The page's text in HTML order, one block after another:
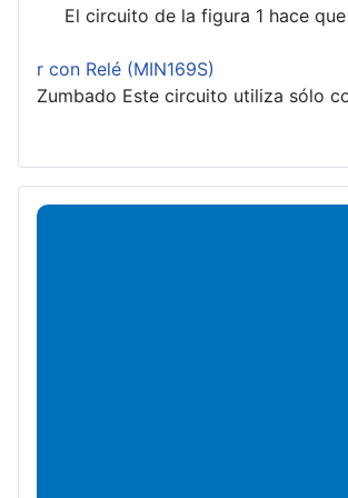
El circuito de la figura 1 hace que
r con Relé (MIN169S)
Zumbado Este circuito utiliza sólo